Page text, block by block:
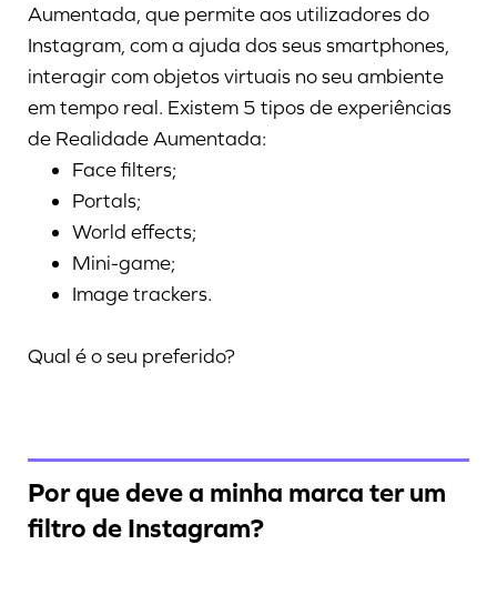
Aumentada, que permite aos utilizadores do
Instagram, com a ajuda dos seus smartphones,
interagir com objetos virtuais no seu ambiente
em tempo real. Existem 5 tipos de experiências
de Realidade Aumentada:
Face filters;
Portals;
World effects;
Mini-game;
Image trackers.
Qual é o seu preferido?
Por que deve a minha marca ter um
filtro de Instagram?